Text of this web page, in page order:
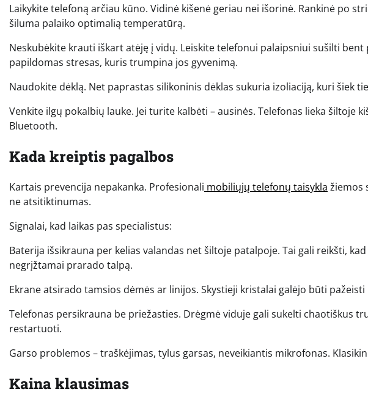
Laikykite telefoną arčiau kūno. Vidinė kišenė geriau nei išorinė. Rankinė po
šiluma palaiko optimalią temperatūrą.
Neskubėkite krauti iškart atėję į vidų. Leiskite telefonui palaipsniui sušilti
papildomas stresas, kuris trumpina jos gyvenimą.
Naudokite dėklą. Net paprastas silikoninis dėklas sukuria izoliaciją, kuri šiek
Venkite ilgų pokalbių lauke. Jei turite kalbėti – ausinės. Telefonas lieka šiltoje
Bluetooth.
Kada kreiptis pagalbos
Kartais prevencija nepakanka. Profesionali mobiliųjų telefonų taisykla žiemos
ne atsitiktinumas.
Signalai, kad laikas pas specialistus:
Baterija išsikrauna per kelias valandas net šiltoje patalpoje. Tai gali reikšti,
negrįžtamai prarado talpą.
Ekrane atsirado tamsios dėmės ar linijos. Skystieji kristalai galėjo būti
Telefonas persikrauna be priežasties. Drėgmė viduje gali sukelti chaotiškus
restartuoti.
Garso problemos – traškėjimas, tylus garsas, neveikiantis mikrofonas.
Kaina klausimas